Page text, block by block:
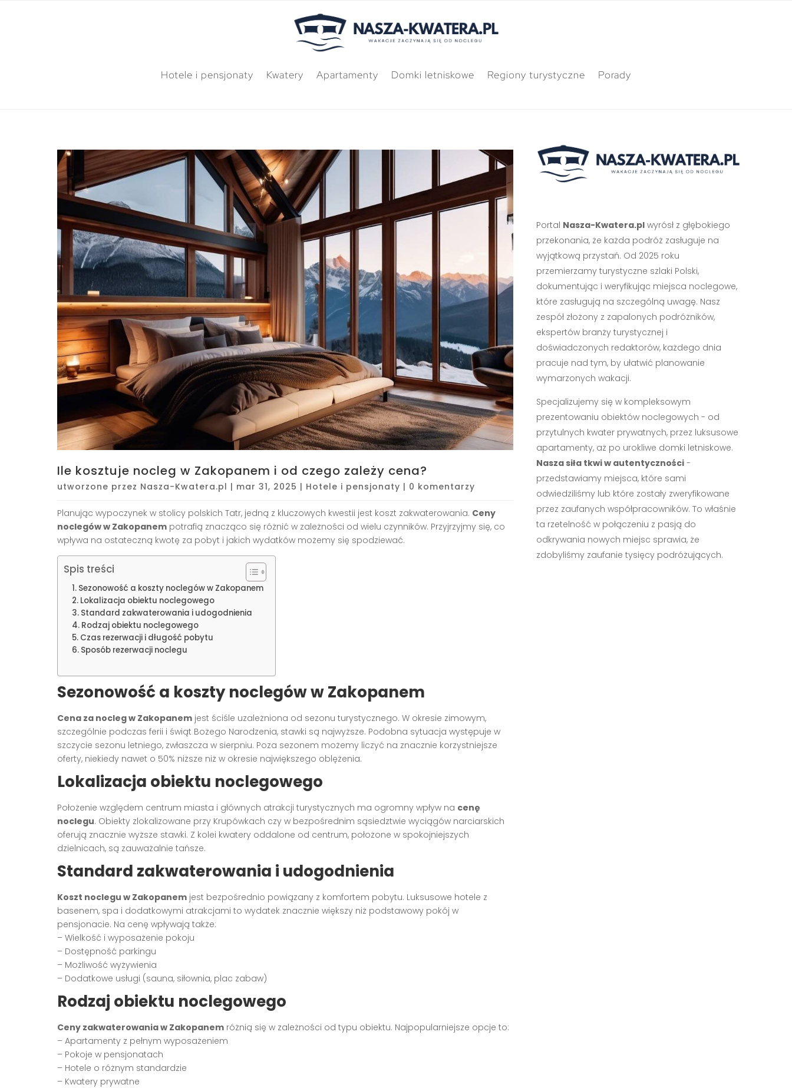
Hotele i pensjonaty Kwatery Apartamenty Domki letniskowe Regiony turystyczne Porady
Ile kosztuje nocleg w Zakopanem i od czego zależy cena?
utworzone przez Nasza-Kwatera.pl | mar 31, 2025 | Hotele i pensjonaty | 0 komentarzy
Planując wypoczynek w stolicy polskich Tatr, jedną z kluczowych kwestii jest koszt zakwaterowania. Ceny
noclegów w Zakopanem potrafią znacząco się różnić w zależności od wielu czynników. Przyjrzyjmy się, co
wpływa na ostateczną kwotę za pobyt i jakich wydatków możemy się spodziewać.
Spis treści
Sezonowość a koszty noclegów w Zakopanem
Lokalizacja obiektu noclegowego
Standard zakwaterowania i udogodnienia
Rodzaj obiektu noclegowego
Czas rezerwacji i długość pobytu
Sposób rezerwacji noclegu
Sezonowość a koszty noclegów w Zakopanem
Cena za nocleg w Zakopanem jest ściśle uzależniona od sezonu turystycznego. W okresie zimowym,
szczególnie podczas ferii i świąt Bożego Narodzenia, stawki są najwyższe. Podobna sytuacja występuje w
szczycie sezonu letniego, zwłaszcza w sierpniu. Poza sezonem możemy liczyć na znacznie korzystniejsze
oferty, niekiedy nawet o 50% niższe niż w okresie największego oblężenia.
Lokalizacja obiektu noclegowego
Położenie względem centrum miasta i głównych atrakcji turystycznych ma ogromny wpływ na cenę
noclegu. Obiekty zlokalizowane przy Krupówkach czy w bezpośrednim sąsiedztwie wyciągów narciarskich
oferują znacznie wyższe stawki. Z kolei kwatery oddalone od centrum, położone w spokojniejszych
dzielnicach, są zauważalnie tańsze.
Standard zakwaterowania i udogodnienia
Koszt noclegu w Zakopanem jest bezpośrednio powiązany z komfortem pobytu. Luksusowe hotele z
basenem, spa i dodatkowymi atrakcjami to wydatek znacznie większy niż podstawowy pokój w
pensjonacie. Na cenę wpływają także:
– Wielkość i wyposażenie pokoju
– Dostępność parkingu
– Możliwość wyżywienia
– Dodatkowe usługi (sauna, siłownia, plac zabaw)
Rodzaj obiektu noclegowego
Ceny zakwaterowania w Zakopanem różnią się w zależności od typu obiektu. Najpopularniejsze opcje to:
– Apartamenty z pełnym wyposażeniem
– Pokoje w pensjonatach
– Hotele o różnym standardzie
– Kwatery prywatne
Portal Nasza-Kwatera.plwyrósł z głębokiego
przekonania, że każda podróż zasługuje na
wyjątkową przystań. Od 2025 roku
przemierzamy turystyczne szlaki Polski,
dokumentując i weryfikując miejsca noclegowe,
które zasługują na szczególną uwagę. Nasz
zespół złożony z zapalonych podróżników,
ekspertów branży turystycznej i
doświadczonych redaktorów, każdego dnia
pracuje nad tym, by ułatwić planowanie
wymarzonych wakacji.
Specjalizujemy się w kompleksowym
prezentowaniu obiektów noclegowych - od
przytulnych kwater prywatnych, przez luksusowe
apartamenty, aż po urokliwe domki letniskowe.
Nasza siła tkwi w autentyczności-
przedstawiamy miejsca, które sami
odwiedziliśmy lub które zostały zweryfikowane
przez zaufanych współpracowników. To właśnie
ta rzetelność w połączeniu z pasją do
odkrywania nowych miejsc sprawia, że
zdobyliśmy zaufanie tysięcy podróżujących.